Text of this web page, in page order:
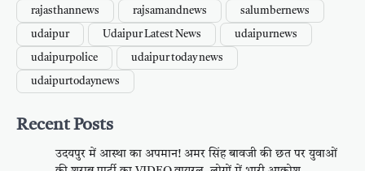
rajasthannews rajsamandnews salumbernews
udaipur Udaipur Latest News udaipurnews
udaipurpolice udaipur today news
udaipurtodaynews
Recent Posts
उदयपुर में आस्था का अपमान! अमर सिंह बावजी की छत पर युवाओं